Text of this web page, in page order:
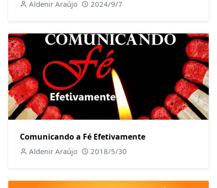
Aldenir Araújo 2024/9/7
Comunicando a Fé Efetivamente
Aldenir Araújo 2018/5/30